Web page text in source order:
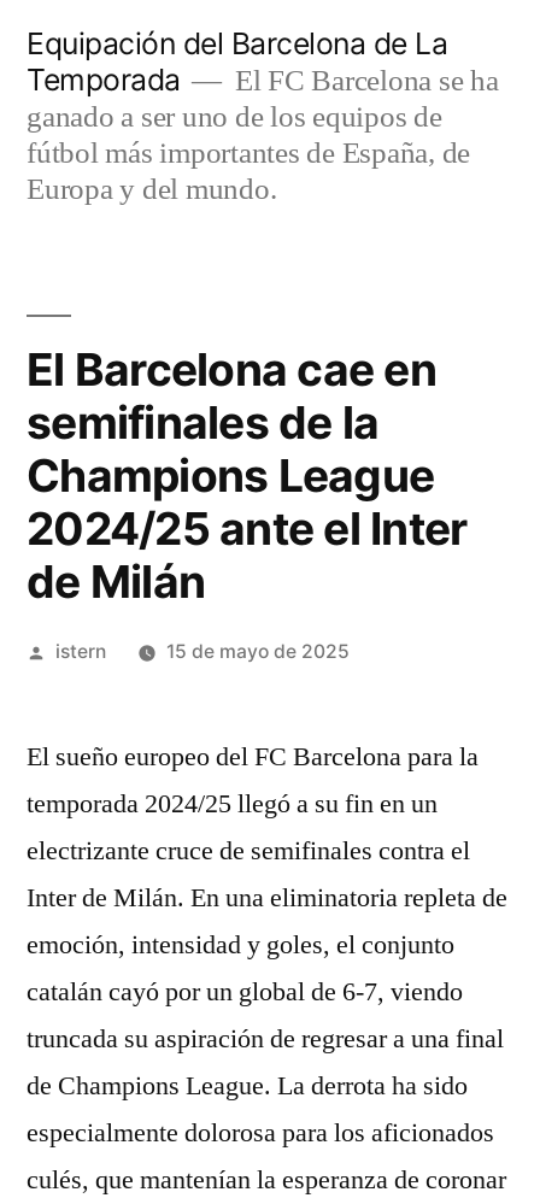
contenido
Equipación del Barcelona de La
Temporada
El FC Barcelona se ha
ganado a ser uno de los equipos de
fútbol más importantes de España, de
Europa y del mundo.
El Barcelona cae en
semifinales de la
Champions League
2024/25 ante el Inter
de Milán
Publicado
istern 15 de mayo de 2025
El sueño europeo del FC Barcelona para la
temporada 2024/25 llegó a su fin en un
electrizante cruce de semifinales contra el
Inter de Milán. En una eliminatoria repleta de
emoción, intensidad y goles, el conjunto
catalán cayó por un global de 6-7, viendo
truncada su aspiración de regresar a una final
de Champions League. La derrota ha sido
especialmente dolorosa para los aficionados
culés, que mantenían la esperanza de coronar